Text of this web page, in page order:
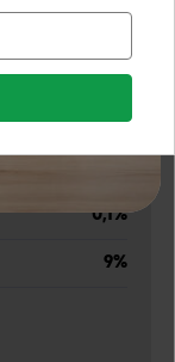
7%
1,2%
0,1%
9%